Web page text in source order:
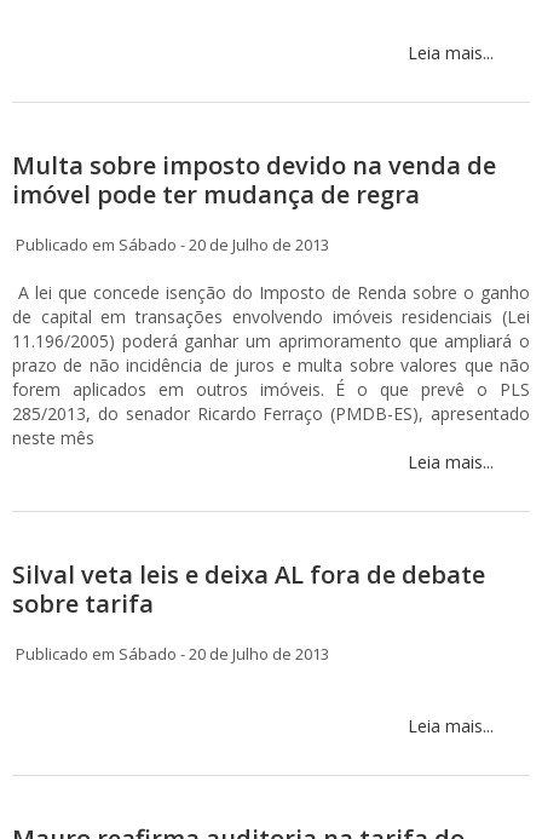
Leia mais...
Multa sobre imposto devido na venda de
imóvel pode ter mudança de regra
Publicado em Sábado - 20 de Julho de 2013
A lei que concede isenção do Imposto de Renda sobre o ganho
de capital em transações envolvendo imóveis residenciais (Lei
11.196/2005) poderá ganhar um aprimoramento que ampliará o
prazo de não incidência de juros e multa sobre valores que não
forem aplicados em outros imóveis. É o que prevê o PLS
285/2013, do senador Ricardo Ferraço (PMDB-ES), apresentado
neste mês
Leia mais...
Silval veta leis e deixa AL fora de debate
sobre tarifa
Publicado em Sábado - 20 de Julho de 2013
Leia mais...